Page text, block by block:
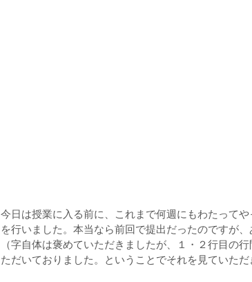
今日は授業に入る前に、これまで何週にもわたって
を行いました。本当なら前回で提出だったのですが
（字自体は褒めていただきましたが、１・２行目の
ただいておりました。ということでそれを見ていただ